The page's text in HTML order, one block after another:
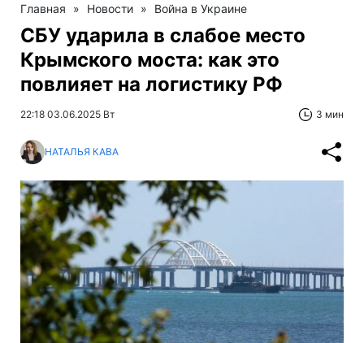
Главная » Новости » Война в Украине
СБУ ударила в слабое место
Крымского моста: как это
повлияет на логистику РФ
22:18 03.06.2025 Вт 3 мин
НАТАЛЬЯ КАВА